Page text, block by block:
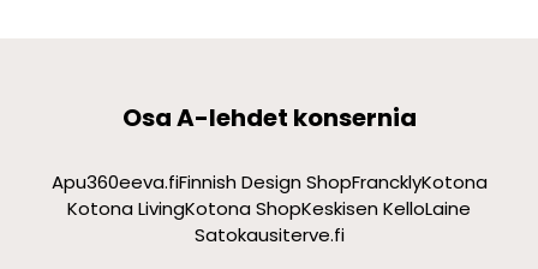
Osa A-lehdet konsernia
Apu360eeva.fiFinnish Design ShopFrancklyKotona
Kotona LivingKotona ShopKeskisen KelloLaine
Satokausiterve.fi